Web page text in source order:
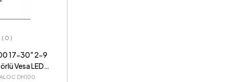
( 0 )
17-30" 2-9
Vesa LED
DH100